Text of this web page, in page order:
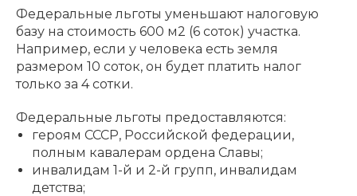
Федеральные льготы уменьшают налоговую
базу на стоимость 600 м2 (6 соток) участка.
Например, если у человека есть земля
размером 10 соток, он будет платить налог
только за 4 сотки.
Федеральные льготы предоставляются:
героям СССР, Российской федерации,
полным кавалерам ордена Славы;
инвалидам 1-й и 2-й групп, инвалидам
детства;